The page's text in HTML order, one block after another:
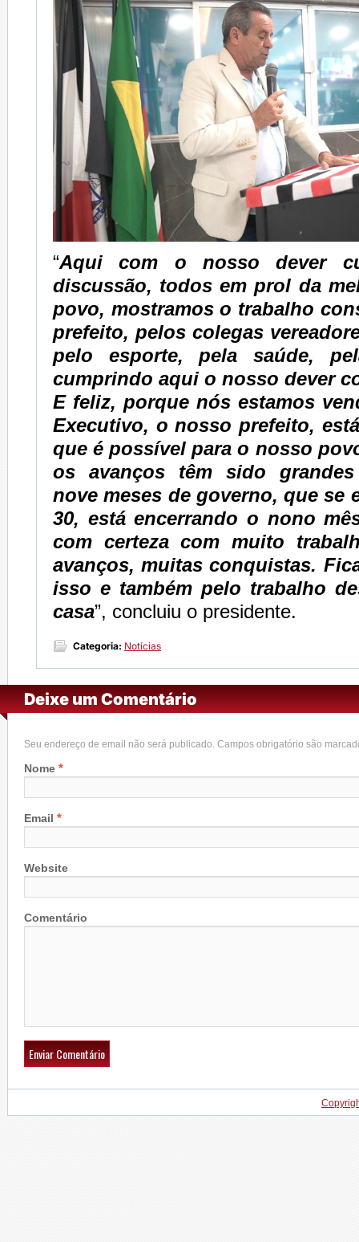
“Aqui com o nosso dever
discussão, todos em prol da
povo, mostramos o trabalho
prefeito, pelos colegas
pelo esporte, pela saúde,
cumprindo aqui o nosso dever
E feliz, porque nós estamos
Executivo, o nosso prefeito,
que é possível para o nosso
os avanços têm sido
nove meses de governo, que se
30, está encerrando o nono
com certeza com muito
avanços, muitas conquistas.
isso e também pelo trabalho
casa”, concluiu o presidente.
Categoria: Notícias
Deixe um Comentário
Seu endereço de email não será publicado. Campos obrigatório são
Nome *
Email *
Website
Comentário